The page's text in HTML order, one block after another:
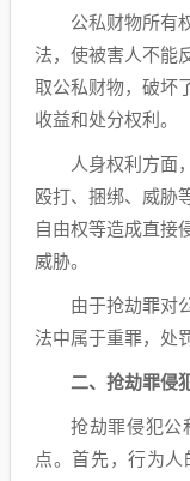
公私财物所有
法，使被害人不能
取公私财物，破坏
收益和处分权利。
人身权利方面
殴打、捆绑、威胁
自由权等造成直接
威胁。
由于抢劫罪对
法中属于重罪，处
二、抢劫罪侵
抢劫罪侵犯公
点。首先，行为